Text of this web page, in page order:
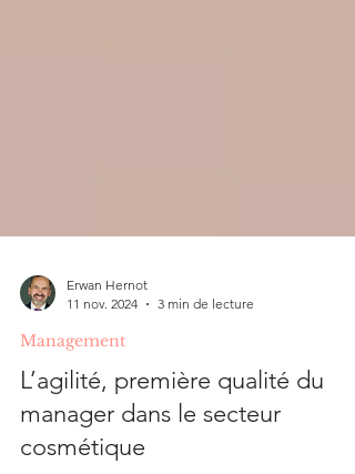
Erwan Hernot
11 nov. 2024
3 min de lecture
Management
L’agilité, première qualité du